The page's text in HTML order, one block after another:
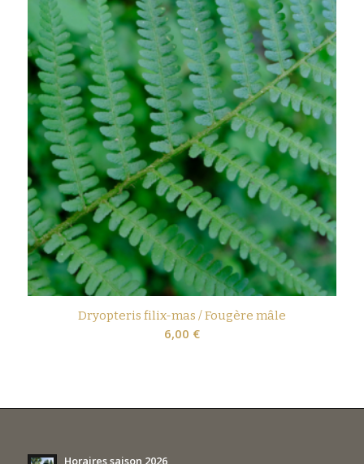
Dryopteris filix-mas / Fougère mâle
6,00 €
Horaires saison 2026